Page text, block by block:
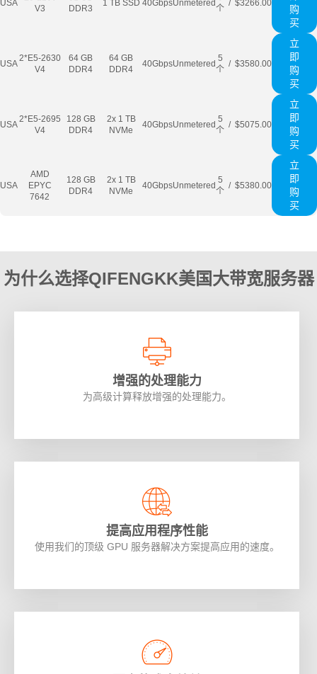
USA
V3
DDR3
1 TB SSD 40GbpsUnmetered
个
/ $3266.00
购
买
USA
2*E5-2630
V4
64 GB
DDR4
64 GB
DDR4
40GbpsUnmetered
5
个
/ $3580.00
立
即
购
买
USA
2*E5-2695
V4
128 GB
DDR4
2x 1 TB
NVMe
40GbpsUnmetered
5
个
/ $5075.00
立
即
购
买
USA
AMD
EPYC
7642
128 GB
DDR4
2x 1 TB
NVMe
40GbpsUnmetered
5
个
/ $5380.00
立
即
购
买
为什么选择QIFENGKK美国大带宽服务器
增强的处理能力
为高级计算释放增强的处理能力。
提高应用程序性能
使用我们的顶级 GPU 服务器解决方案提高应用的速度。